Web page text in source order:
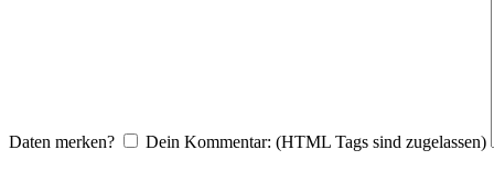
Daten merken? Dein Kommentar: (HTML Tags sind zugelassen)